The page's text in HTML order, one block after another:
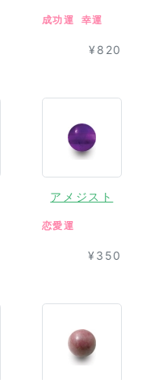
成功運 幸運
¥820
アメジスト
恋愛運
¥350